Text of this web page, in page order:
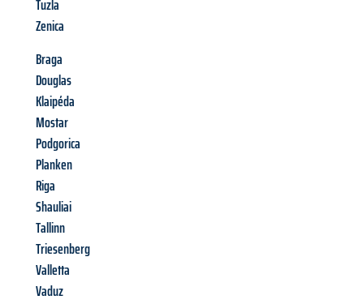
Tuzla
Zenica
Braga
Douglas
Klaipéda
Mostar
Podgorica
Planken
Riga
Shauliai
Tallinn
Triesenberg
Valletta
Vaduz